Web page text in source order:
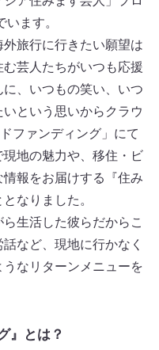
ます。
旅行に行きたい願望は
芸人たちがいつも応援
、いつもの笑い、いつ
という思いからクラウ
ファンディング」にて
地の魅力や、移住・ビ
報をお届けする『住み
なりました。
生活した彼らだからこ
など、現地に行かなく
なリターンメニューを
』とは？